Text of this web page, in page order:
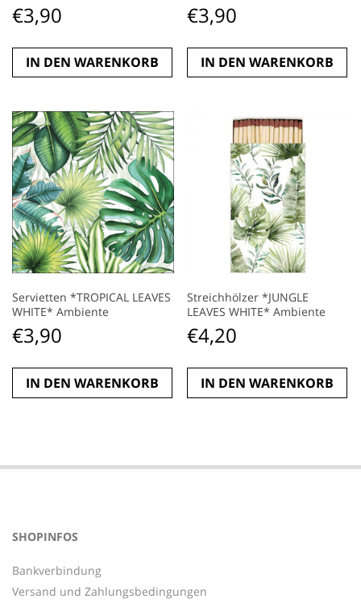
€3,90
IN DEN WARENKORB
€3,90
IN DEN WARENKORB
Servietten *TROPICAL LEAVES
WHITE* Ambiente
€3,90
IN DEN WARENKORB
Streichhölzer *JUNGLE
LEAVES WHITE* Ambiente
€4,20
IN DEN WARENKORB
SHOPINFOS
Bankverbindung
Versand und Zahlungsbedingungen